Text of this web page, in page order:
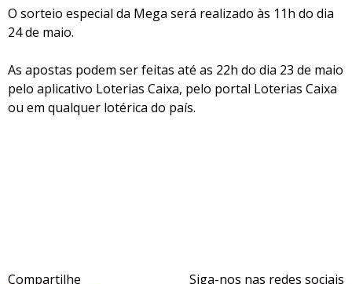
O sorteio especial da Mega será realizado às 11h do dia
24 de maio.
As apostas podem ser feitas até as 22h do dia 23 de maio
pelo aplicativo Loterias Caixa, pelo portal Loterias Caixa
ou em qualquer lotérica do país.
Compartilhe Siga-nos nas redes sociais